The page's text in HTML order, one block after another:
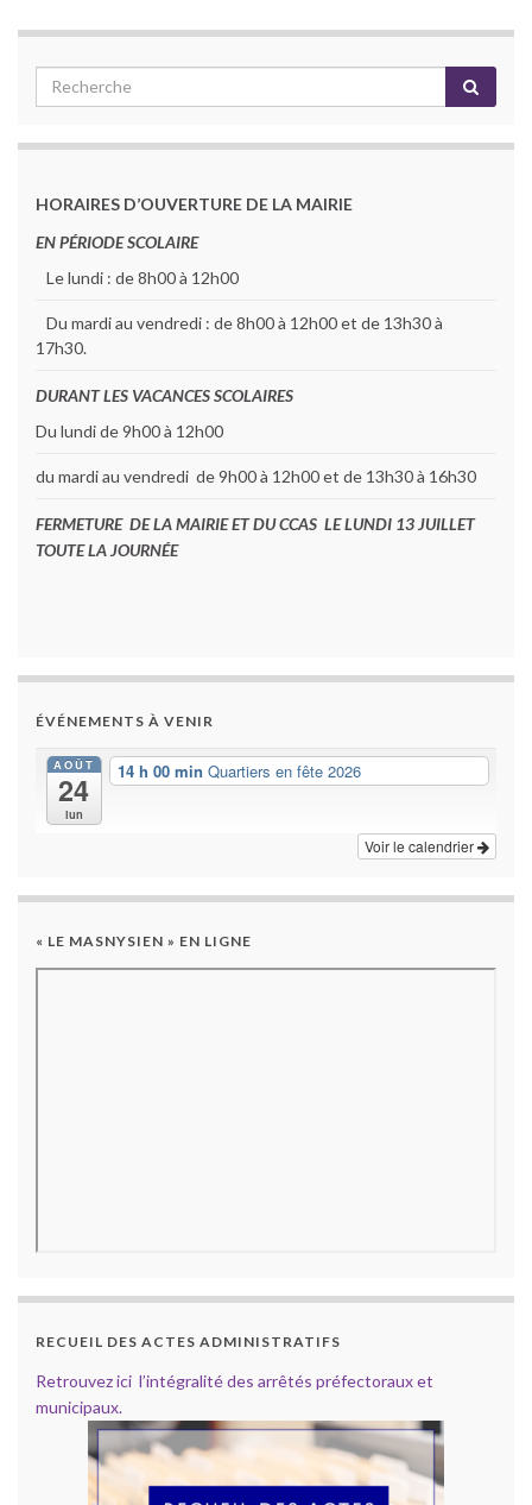
HORAIRES D’OUVERTURE DE LA MAIRIE
EN PÉRIODE SCOLAIRE
Le lundi : de 8h00 à 12h00
Du mardi au vendredi : de 8h00 à 12h00 et de 13h30 à
17h30.
DURANT LES VACANCES SCOLAIRES
Du lundi de 9h00 à 12h00
du mardi au vendredi de 9h00 à 12h00 et de 13h30 à 16h30
FERMETURE DE LA MAIRIE ET DU CCAS LE LUNDI 13 JUILLET
TOUTE LA JOURNÉE
ÉVÉNEMENTS À VENIR
AOÛT
24
lun
14 h 00 min Quartiers en fête 2026
Voir le calendrier
« LE MASNYSIEN » EN LIGNE
RECUEIL DES ACTES ADMINISTRATIFS
Retrouvez ici l’intégralité des arrêtés préfectoraux et
municipaux.